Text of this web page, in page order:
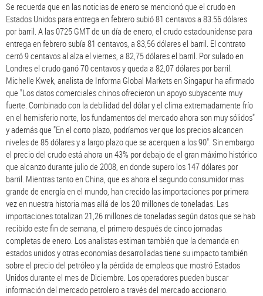
Se recuerda que en las noticias de enero se mencionó que el crudo en
Estados Unidos para entrega en febrero subió 81 centavos a 83.56 dólares
por barril. A las 0725 GMT de un día de enero, el crudo estadounidense para
entrega en febrero subía 81 centavos, a 83,56 dólares el barril. El contrato
cerró 9 centavos al alza el viernes, a 82,75 dólares el barril. Por sulado en
Londres el crudo ganó 70 centavos y queda a 82,07 dólares por barril.
Michelle Kwek, analista de Informa Global Markets en Singapur ha afirmado
que "Los datos comerciales chinos ofrecieron un apoyo subyacente muy
fuerte. Combinado con la debilidad del dólar y el clima extremadamente frío
en el hemisferio norte, los fundamentos del mercado ahora son muy sólidos"
y además que "En el corto plazo, podríamos ver que los precios alcancen
niveles de 85 dólares y a largo plazo que se acerquen a los 90". Sin embargo
el precio del crudo está ahora un 43% por debajo de el gran máximo histórico
que alcanzo durante julio de 2008, en donde supero los 147 dólares por
barril. Mientras tanto en China, que es ahora el segundo consumidor mas
grande de energía en el mundo, han crecido las importaciones por primera
vez en nuestra historia mas allá de los 20 millones de toneladas. Las
importaciones totalizan 21,26 millones de toneladas según datos que se hab
recibido este fin de semana, el primero después de cinco jornadas
completas de enero. Los analistas estiman también que la demanda en
estados unidos y otras economías desarrolladas tiene su impacto también
sobre el precio del petróleo y la pérdida de empleos que mostró Estados
Unidos durante el mes de Diciembre. Los operadores pueden buscar
información del mercado petrolero a través del mercado accionario.